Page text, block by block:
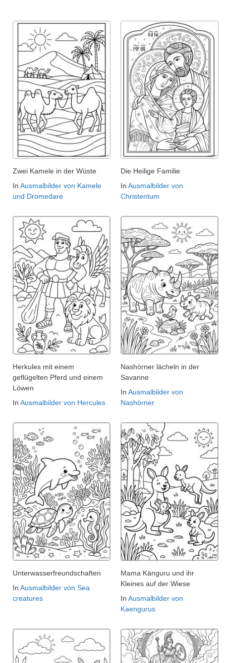
Zwei Kamele in der Wüste
In Ausmalbilder von Kamele
und Dromedare
Die Heilige Familie
In Ausmalbilder von
Christentum
Herkules mit einem
geflügelten Pferd und einem
Löwen
In Ausmalbilder von Hercules
Nashörner lächeln in der
Savanne
In Ausmalbilder von
Nashörner
Unterwasserfreundschaften
In Ausmalbilder von Sea
creatures
Mama Känguru und ihr
Kleines auf der Wiese
In Ausmalbilder von
Kaengurus